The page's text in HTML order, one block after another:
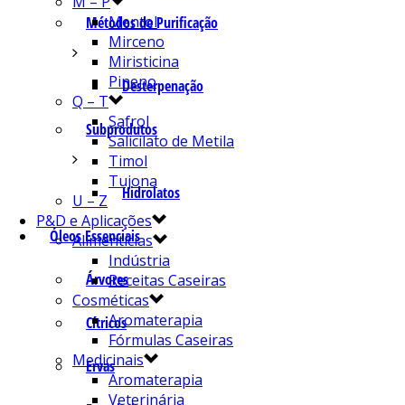
Métodos de Purificação
Desterpenação
Subprodutos
Hidrolatos
Óleos Essenciais
Árvores
Cítricos
Ervas
Mentol
Mirceno
Miristicina
Pineno
Q – T
Safrol
Salicilato de Metila
Timol
Tujona
U – Z
P&D e Aplicações
Alimentícias
Indústria
Receitas Caseiras
Cosméticas
Aromaterapia
Fórmulas Caseiras
Medicinais
Aromaterapia
Veterinária